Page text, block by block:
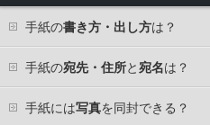
手紙の書き方・出し方は？
手紙の宛先・住所と宛名は？
手紙には写真を同封できる？